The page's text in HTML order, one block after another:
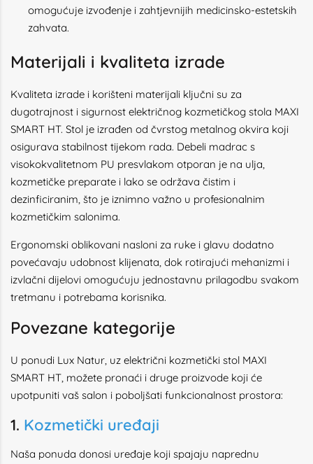
omogućuje izvođenje i zahtjevnijih medicinsko-estetskih
zahvata.
Materijali i kvaliteta izrade
Kvaliteta izrade i korišteni materijali ključni su za
dugotrajnost i sigurnost električnog kozmetičkog stola MAXI
SMART HT. Stol je izrađen od čvrstog metalnog okvira koji
osigurava stabilnost tijekom rada. Debeli madrac s
visokokvalitetnom PU presvlakom otporan je na ulja,
kozmetičke preparate i lako se održava čistim i
dezinficiranim, što je iznimno važno u profesionalnim
kozmetičkim salonima.
Ergonomski oblikovani nasloni za ruke i glavu dodatno
povećavaju udobnost klijenata, dok rotirajući mehanizmi i
izvlačni dijelovi omogućuju jednostavnu prilagodbu svakom
tretmanu i potrebama korisnika.
Povezane kategorije
U ponudi Lux Natur, uz električni kozmetički stol MAXI
SMART HT, možete pronaći i druge proizvode koji će
upotpuniti vaš salon i poboljšati funkcionalnost prostora:
1. Kozmetički uređaji
Naša ponuda donosi uređaje koji spajaju naprednu